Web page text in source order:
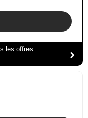
les offres